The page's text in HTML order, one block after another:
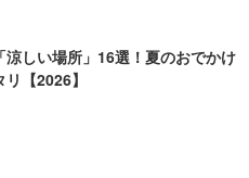
涼しい場所」16選！夏のおでかけ
【2026】